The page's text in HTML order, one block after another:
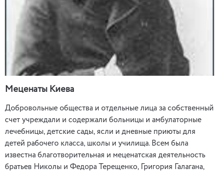
Меценаты Киева
Добровольные общества и отдельные лица за собственный
счет учреждали и содержали больницы и амбулаторные
лечебницы, детские сады, ясли и дневные приюты для
детей рабочего класса, школы и училища. Всем была
известна благотворительная и меценатская деятельность
братьев Николы и Федора Терещенко, Григория Галагана,